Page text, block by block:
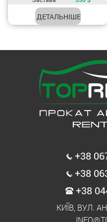
ДЕТАЛЬНІШЕ
+38
+38
+38
КИЇВ, ВУЛ.